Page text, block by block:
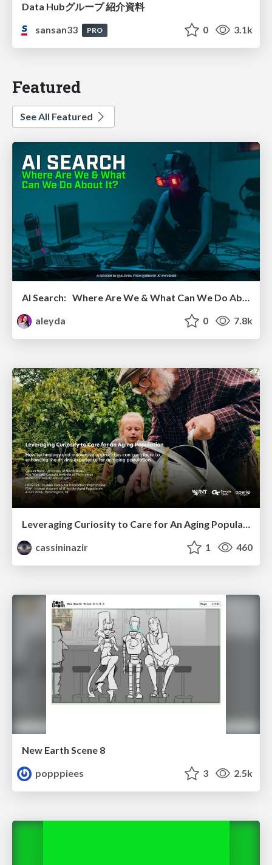
Data Hubグループ 紹介資料
sansan33
PRO 0 3.1k
Featured
See All Featured
AI Search: Where Are We & What Can We Do About It?
aleyda
0 7.8k
Leveraging Curiosity to Care for An Aging Population
cassininazir
1 460
New Earth Scene 8
popppiees
3 2.5k